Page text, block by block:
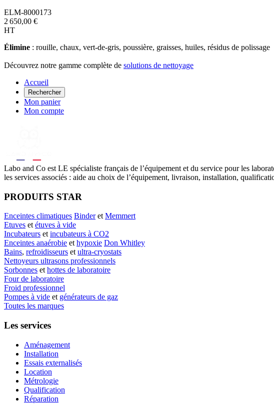
ELM-8000173
2 650,00 €
HT
Élimine : rouille, chaux, vert-de-gris, poussière, graisses, huiles, résidus de polissage
Découvrez notre gamme complète de solutions de nettoyage
Accueil
Rechercher
Mon panier
Mon compte
Labo and Co est LE spécialiste français de l’équipement et du service pour les
les services associés : aide au choix de l’équipement, livraison, installation,
PRODUITS STAR
Enceintes climatiques Binderet Memmert
Etuves et étuves à vide
Incubateurs et incubateurs à CO2
Enceintes anaérobie et hypoxie Don Whitley
Bains, refroidisseurs et ultra-cryostats
Nettoyeurs ultrasons professionnels
Sorbonnes et hottes de laboratoire
Four de laboratoire
Froid professionnel
Pompes à vide et générateurs de gaz
Toutes les marques
Les services
Aménagement
Installation
Essais externalisés
Location
Métrologie
Qualification
Réparation